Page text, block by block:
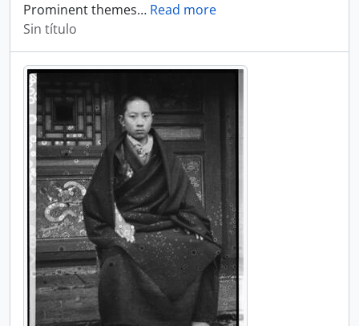
Prominent themes… Read more
Sin título